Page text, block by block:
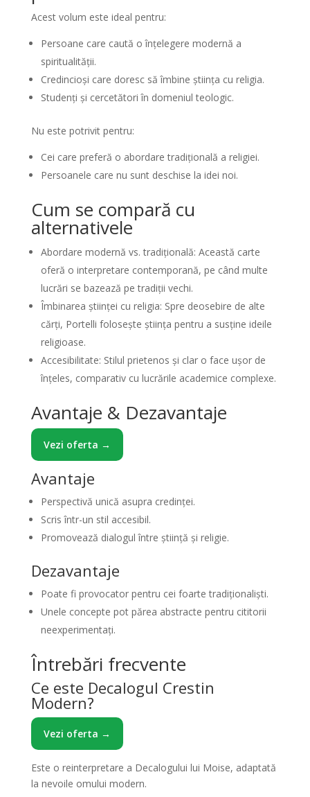
Acest volum este ideal pentru:
Persoane care caută o înțelegere modernă a
spiritualității.
Credincioși care doresc să îmbine știința cu religia.
Studenți și cercetători în domeniul teologic.
Nu este potrivit pentru:
Cei care preferă o abordare tradițională a religiei.
Persoanele care nu sunt deschise la idei noi.
Cum se compară cu
alternativele
Abordare modernă vs. tradițională: Această carte
oferă o interpretare contemporană, pe când multe
lucrări se bazează pe tradiții vechi.
Îmbinarea științei cu religia: Spre deosebire de alte
cărți, Portelli folosește știința pentru a susține ideile
religioase.
Accesibilitate: Stilul prietenos și clar o face ușor de
înțeles, comparativ cu lucrările academice complexe.
Avantaje & Dezavantaje
Vezi oferta →
Avantaje
Perspectivă unică asupra credinței.
Scris într-un stil accesibil.
Promovează dialogul între știință și religie.
Dezavantaje
Poate fi provocator pentru cei foarte tradiționaliști.
Unele concepte pot părea abstracte pentru cititorii
neexperimentați.
Întrebări frecvente
Ce este Decalogul Crestin
Modern?
Vezi oferta →
Este o reinterpretare a Decalogului lui Moise, adaptată
la nevoile omului modern.